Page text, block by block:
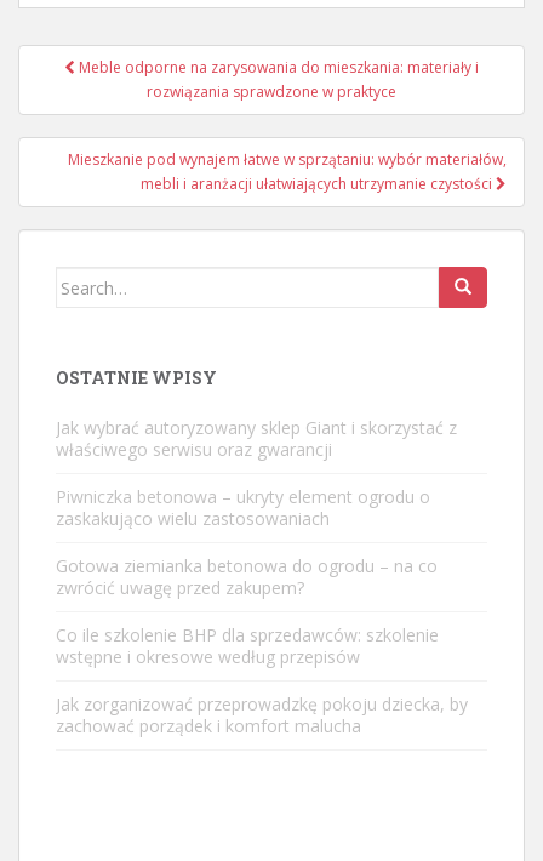
Nawigacja
Meble odporne na zarysowania do mieszkania: materiały i
rozwiązania sprawdzone w praktyce
Mieszkanie pod wynajem łatwe w sprzątaniu: wybór materiałów,
mebli i aranżacji ułatwiających utrzymanie czystości
Search
OSTATNIE WPISY
Jak wybrać autoryzowany sklep Giant i skorzystać z
właściwego serwisu oraz gwarancji
Piwniczka betonowa – ukryty element ogrodu o
zaskakująco wielu zastosowaniach
Gotowa ziemianka betonowa do ogrodu – na co
zwrócić uwagę przed zakupem?
Co ile szkolenie BHP dla sprzedawców: szkolenie
wstępne i okresowe według przepisów
Jak zorganizować przeprowadzkę pokoju dziecka, by
zachować porządek i komfort malucha